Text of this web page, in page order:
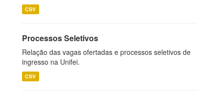
CSV
Processos Seletivos
Relação das vagas ofertadas e processos seletivos de
ingresso na Unifei.
CSV